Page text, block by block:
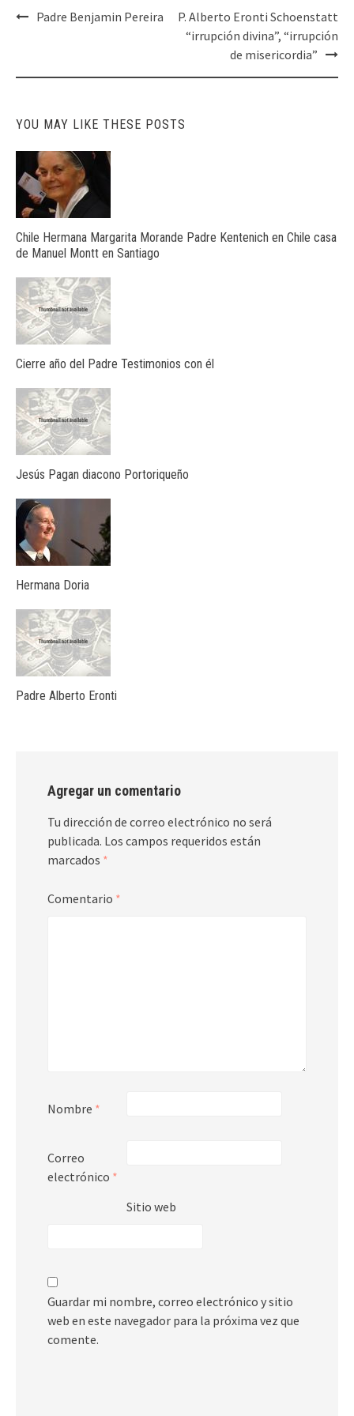
PostPadre Benjamin Pereira
P. Alberto Eronti Schoenstatt
“irrupción divina”, “irrupción
de misericordia”
YOU MAY LIKE THESE POSTS
Chile Hermana Margarita Morande Padre Kentenich en Chile casa
de Manuel Montt en Santiago
Cierre año del Padre Testimonios con él
Jesús Pagan diacono Portoriqueño
Hermana Doria
Padre Alberto Eronti
Agregar un comentario
Tu dirección de correo electrónico no será
publicada. Los campos requeridos están
marcados *
Comentario *
Nombre *
Correo
electrónico *
Sitio web
Guardar mi nombre, correo electrónico y sitio
web en este navegador para la próxima vez que
comente.